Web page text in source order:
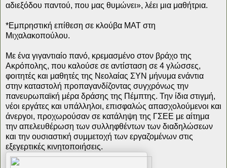
αδιεξόδου παντού, που μας θυμώνει», λέει μια μαθήτρια.
*Εμπρηστική επίθεση σε κλούβα ΜΑΤ στη
Μιχαλακοπούλου.
Με ένα γιγαντιαίο πανό, κρεμασμένο στον βράχο της
Ακρόπολης, που καλούσε σε αντίσταση σε 4 γλώσσες,
φοιτητές και μαθητές της Νεολαίας ΣΥΝ μήνυμα ενάντια
στην καταστολή προπαγανδίζοντας συγχρόνως την
πανευρωπαϊκή μέρα δράσης της Πέμπτης. Την ίδια στιγμή,
νέοι εργάτες και υπάλληλοι, επισφαλώς απασχολούμενοι και
άνεργοι, προχωρούσαν σε κατάληψη της ΓΣΕΕ με αίτημα
την απελευθέρωση των συλληφθέντων των διαδηλώσεων
και την ουσιαστική συμμετοχή των εργαζομένων στις
εξεγερτικές κινητοποιήσεις.